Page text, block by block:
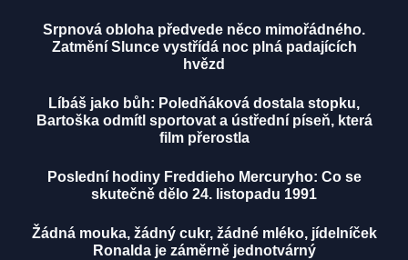
Srpnová obloha předvede něco mimořádného.
Zatmění Slunce vystřídá noc plná padajících
hvězd
Líbáš jako bůh: Poledňáková dostala stopku,
Bartoška odmítl sportovat a ústřední píseň, která
film přerostla
Poslední hodiny Freddieho Mercuryho: Co se
skutečně dělo 24. listopadu 1991
Žádná mouka, žádný cukr, žádné mléko, jídelníček
Ronalda je záměrně jednotvárný